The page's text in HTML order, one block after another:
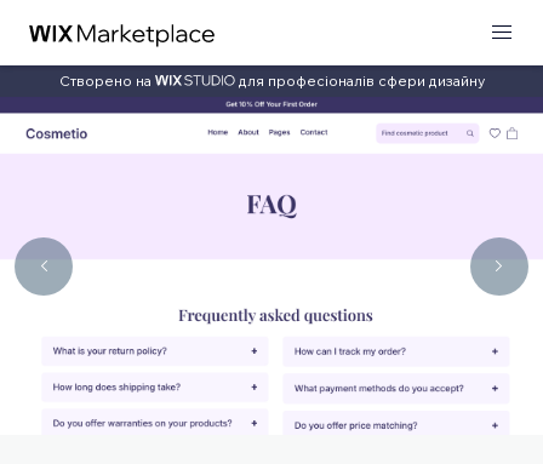
Створено на для професіоналів сфери дизайну